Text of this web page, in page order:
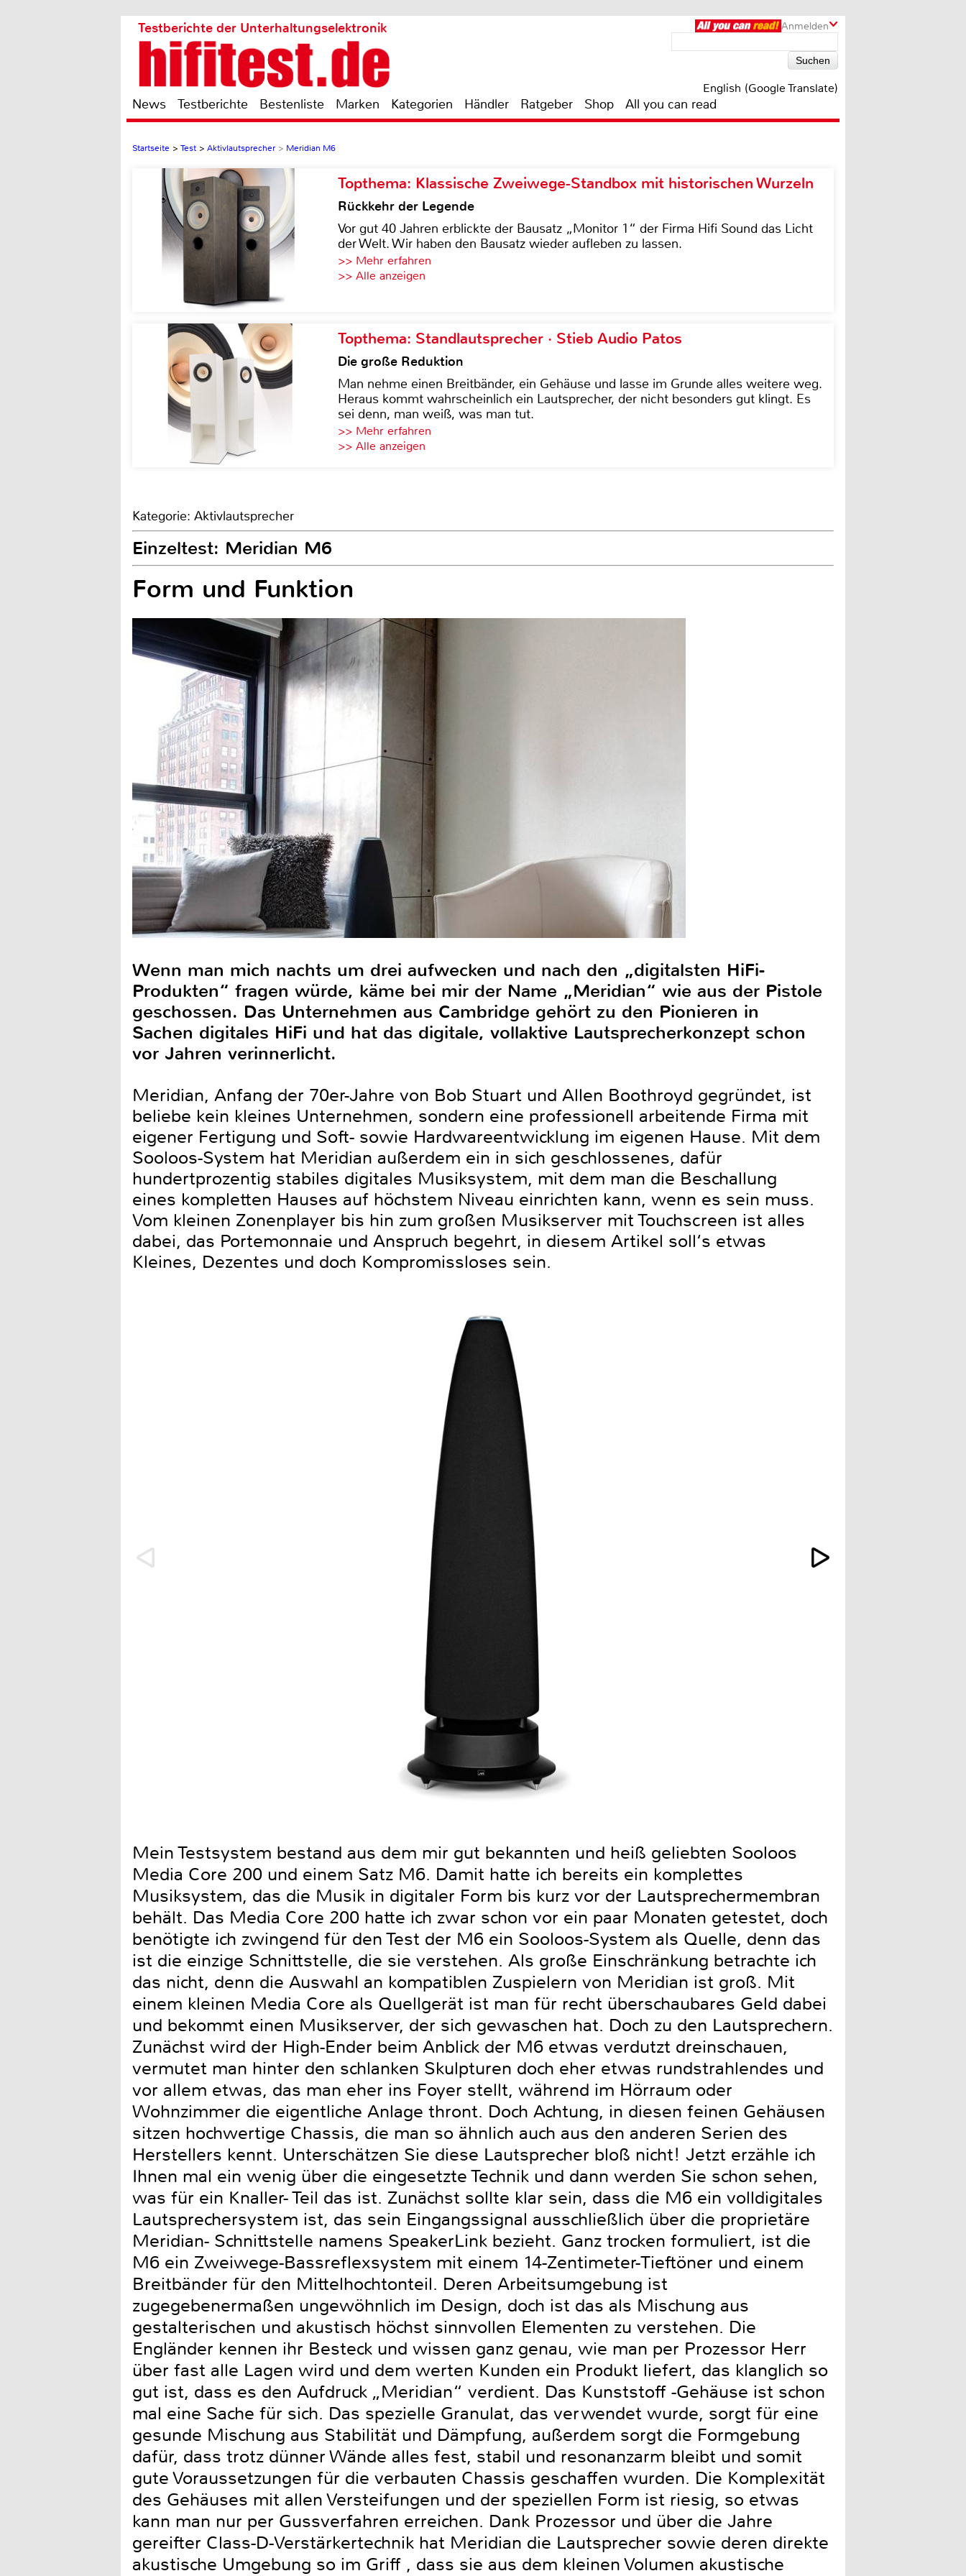
Anmelden
Testberichte der Unterhaltungselektronik
English (Google Translate)
News Testberichte Bestenliste Marken Kategorien Händler Ratgeber Shop All you can read
Startseite > Test > Aktivlautsprecher > Meridian M6
Topthema: Klassische Zweiwege-Standbox mit historischen Wurzeln
Rückkehr der Legende
Vor gut 40 Jahren erblickte der Bausatz „Monitor 1“ der Firma Hifi Sound das Licht
der Welt. Wir haben den Bausatz wieder aufleben zu lassen.
>> Mehr erfahren
>> Alle anzeigen
Topthema: Standlautsprecher · Stieb Audio Patos
Die große Reduktion
Man nehme einen Breitbänder, ein Gehäuse und lasse im Grunde alles weitere weg.
Heraus kommt wahrscheinlich ein Lautsprecher, der nicht besonders gut klingt. Es
sei denn, man weiß, was man tut.
>> Mehr erfahren
>> Alle anzeigen
Kategorie: Aktivlautsprecher
Einzeltest: Meridian M6
Form und Funktion
Wenn man mich nachts um drei aufwecken und nach den „digitalsten HiFi-
Produkten“ fragen würde, käme bei mir der Name „Meridian“ wie aus der Pistole
geschossen. Das Unternehmen aus Cambridge gehört zu den Pionieren in
Sachen digitales HiFi und hat das digitale, vollaktive Lautsprecherkonzept schon
vor Jahren verinnerlicht.
Meridian, Anfang der 70er-Jahre von Bob Stuart und Allen Boothroyd gegründet, ist
beliebe kein kleines Unternehmen, sondern eine professionell arbeitende Firma mit
eigener Fertigung und Soft- sowie Hardwareentwicklung im eigenen Hause. Mit dem
Sooloos-System hat Meridian außerdem ein in sich geschlossenes, dafür
hundertprozentig stabiles digitales Musiksystem, mit dem man die Beschallung
eines kompletten Hauses auf höchstem Niveau einrichten kann, wenn es sein muss.
Vom kleinen Zonenplayer bis hin zum großen Musikserver mit Touchscreen ist alles
dabei, das Portemonnaie und Anspruch begehrt, in diesem Artikel soll‘s etwas
Kleines, Dezentes und doch Kompromissloses sein.
Mein Testsystem bestand aus dem mir gut bekannten und heiß geliebten Sooloos
Media Core 200 und einem Satz M6. Damit hatte ich bereits ein komplettes
Musiksystem, das die Musik in digitaler Form bis kurz vor der Lautsprechermembran
behält. Das Media Core 200 hatte ich zwar schon vor ein paar Monaten getestet, doch
benötigte ich zwingend für den Test der M6 ein Sooloos-System als Quelle, denn das
ist die einzige Schnittstelle, die sie verstehen. Als große Einschränkung betrachte ich
das nicht, denn die Auswahl an kompatiblen Zuspielern von Meridian ist groß. Mit
einem kleinen Media Core als Quellgerät ist man für recht überschaubares Geld dabei
und bekommt einen Musikserver, der sich gewaschen hat. Doch zu den Lautsprechern.
Zunächst wird der High-Ender beim Anblick der M6 etwas verdutzt dreinschauen,
vermutet man hinter den schlanken Skulpturen doch eher etwas rundstrahlendes und
vor allem etwas, das man eher ins Foyer stellt, während im Hörraum oder
Wohnzimmer die eigentliche Anlage thront. Doch Achtung, in diesen feinen Gehäusen
sitzen hochwertige Chassis, die man so ähnlich auch aus den anderen Serien des
Herstellers kennt. Unterschätzen Sie diese Lautsprecher bloß nicht! Jetzt erzähle ich
Ihnen mal ein wenig über die eingesetzte Technik und dann werden Sie schon sehen,
was für ein Knaller- Teil das ist. Zunächst sollte klar sein, dass die M6 ein volldigitales
Lautsprechersystem ist, das sein Eingangssignal ausschließlich über die proprietäre
Meridian- Schnittstelle namens SpeakerLink bezieht. Ganz trocken formuliert, ist die
M6 ein Zweiwege-Bassreflexsystem mit einem 14-Zentimeter-Tieftöner und einem
Breitbänder für den Mittelhochtonteil. Deren Arbeitsumgebung ist
zugegebenermaßen ungewöhnlich im Design, doch ist das als Mischung aus
gestalterischen und akustisch höchst sinnvollen Elementen zu verstehen. Die
Engländer kennen ihr Besteck und wissen ganz genau, wie man per Prozessor Herr
über fast alle Lagen wird und dem werten Kunden ein Produkt liefert, das klanglich so
gut ist, dass es den Aufdruck „Meridian“ verdient. Das Kunststoff -Gehäuse ist schon
mal eine Sache für sich. Das spezielle Granulat, das verwendet wurde, sorgt für eine
gesunde Mischung aus Stabilität und Dämpfung, außerdem sorgt die Formgebung
dafür, dass trotz dünner Wände alles fest, stabil und resonanzarm bleibt und somit
gute Voraussetzungen für die verbauten Chassis geschaffen wurden. Die Komplexität
des Gehäuses mit allen Versteifungen und der speziellen Form ist riesig, so etwas
kann man nur per Gussverfahren erreichen. Dank Prozessor und über die Jahre
gereifter Class-D-Verstärkertechnik hat Meridian die Lautsprecher sowie deren direkte
akustische Umgebung so im Griff , dass sie aus dem kleinen Volumen akustische